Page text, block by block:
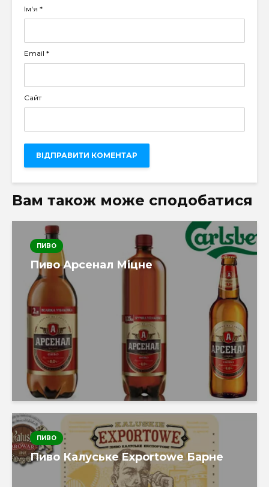
Ім'я *
Email *
Сайт
Вам також може сподобатися
ПИВО
Пиво Арсенал Міцне
ПИВО
Пиво Калуське Exportowe Барне